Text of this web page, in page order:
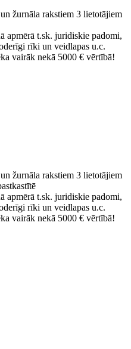
žurnāla rakstiem 3 lietotājiem
apmērā t.sk. juridiskie padomi,
rīki un veidlapas u.c.
vairāk nekā 5000 € vērtībā!
žurnāla rakstiem 3 lietotājiem
apmērā t.sk. juridiskie padomi,
rīki un veidlapas u.c.
vairāk nekā 5000 € vērtībā!